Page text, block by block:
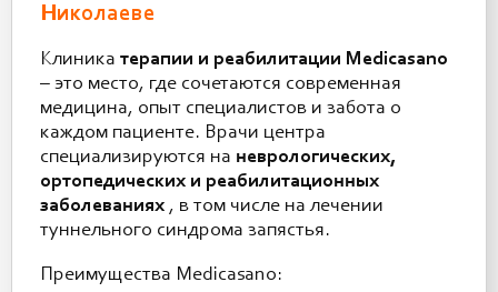
Николаеве
Клиника терапии и реабилитации Medicasano
– это место, где сочетаются современная
медицина, опыт специалистов и забота о
каждом пациенте. Врачи центра
специализируются на неврологических,
ортопедических и реабилитационных
заболеваниях , в том числе на лечении
туннельного синдрома запястья.
Преимущества Medicasano: